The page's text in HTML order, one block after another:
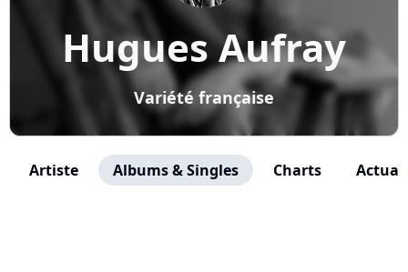
Hugues Aufray
Variété française
Artiste Albums & Singles Charts